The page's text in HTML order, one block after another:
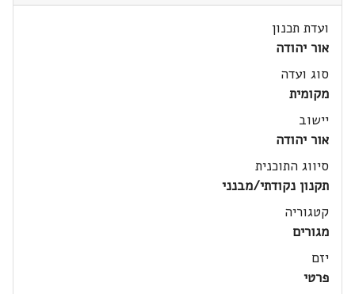
ועדת תכנון
אור יהודה
סוג ועדה
מקומית
יישוב
אור יהודה
סיווג התוכנית
תקנון נקודתי/מבנני
קטגוריה
מגורים
יזם
פרטי